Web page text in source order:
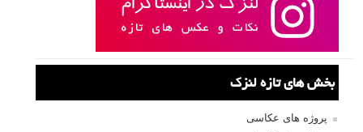
بخش های تازه لنزک
پروژه های عکاسی